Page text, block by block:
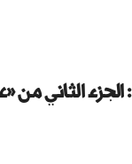
الثاني من